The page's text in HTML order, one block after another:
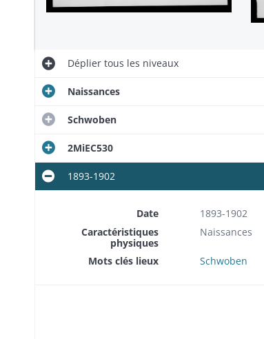
Dépliertous les niveaux
Naissances
Schwoben
2MiEC530
1893-1902
Date
1893-1902
Caractéristiques
physiques
Naissances
Mots clés lieux Schwoben